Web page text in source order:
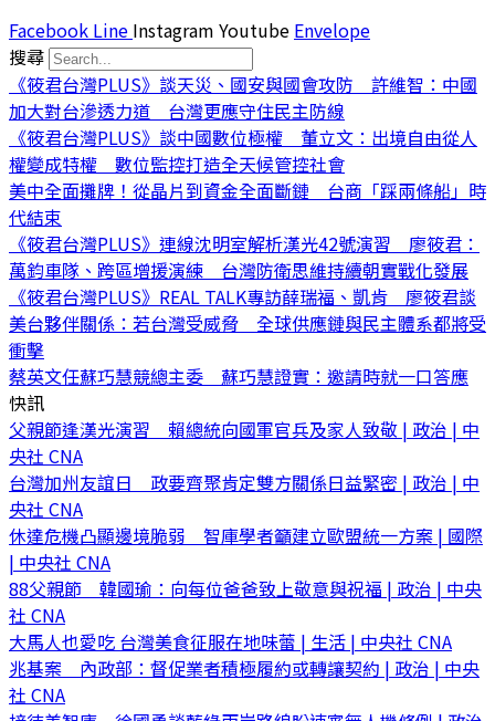
Facebook Line Instagram Youtube Envelope
搜尋
《筱君台灣PLUS》談天災、國安與國會攻防 許維智：中國
加大對台滲透力道 台灣更應守住民主防線
《筱君台灣PLUS》談中國數位極權 董立文：出境自由從人
權變成特權 數位監控打造全天候管控社會
美中全面攤牌！從晶片到資金全面斷鏈 台商「踩兩條船」時
代結束
《筱君台灣PLUS》連線沈明室解析漢光42號演習 廖筱君：
萬鈞車隊、跨區增援演練 台灣防衛思維持續朝實戰化發展
《筱君台灣PLUS》REAL TALK專訪薛瑞福、凱肯 廖筱君談
美台夥伴關係：若台灣受威脅 全球供應鏈與民主體系都將受
衝擊
蔡英文任蘇巧慧競總主委 蘇巧慧證實：邀請時就一口答應
快訊
父親節逢漢光演習 賴總統向國軍官兵及家人致敬 | 政治 | 中
央社 CNA
台灣加州友誼日 政要齊聚肯定雙方關係日益緊密 | 政治 | 中
央社 CNA
休達危機凸顯邊境脆弱 智庫學者籲建立歐盟統一方案 | 國際
| 中央社 CNA
88父親節 韓國瑜：向每位爸爸致上敬意與祝福 | 政治 | 中央
社 CNA
大馬人也愛吃 台灣美食征服在地味蕾 | 生活 | 中央社 CNA
兆基案 內政部：督促業者積極履約或轉讓契約 | 政治 | 中央
社 CNA